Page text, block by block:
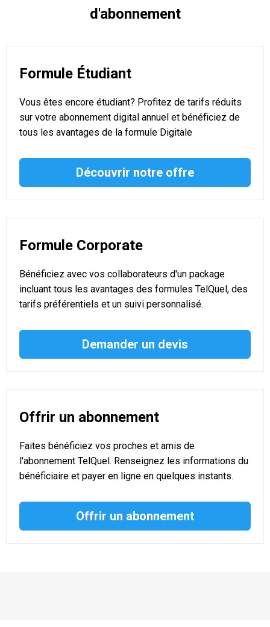
d'abonnement
Formule Étudiant
Vous êtes encore étudiant? Profitez de tarifs réduits
sur votre abonnement digital annuel et bénéficiez de
tous les avantages de la formule Digitale
Découvrir notre offre
Formule Corporate
Bénéficiez avec vos collaborateurs d'un package
incluant tous les avantages des formules TelQuel, des
tarifs préférentiels et un suivi personnalisé.
Demander un devis
Offrir un abonnement
Faites bénéficiez vos proches et amis de
l'abonnement TelQuel. Renseignez les informations du
bénéficiaire et payer en ligne en quelques instants.
Offrir un abonnement